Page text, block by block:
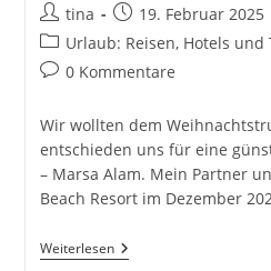
Beitrags-
Autor:
tina
Beitrag
veröffentlicht:
19. Februar 2025
Beitrags-
Kategorie:
Urlaub: Reisen, Hotels und
Beitrags-
0 Kommentare
Wir wollten dem
entschieden uns für eine
– Marsa Alam. Mein Partner
Beach Resort im Dezember
WeiterlesenOnatti
Beach